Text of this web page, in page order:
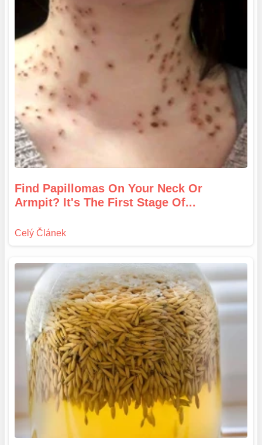
Find Papillomas On Your Neck Or
Armpit? It's The First Stage Of...